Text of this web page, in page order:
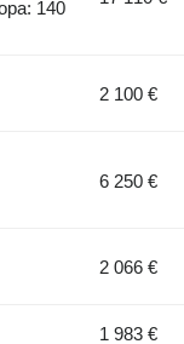
140
2 100 €
6 250 €
2 066 €
1 983 €